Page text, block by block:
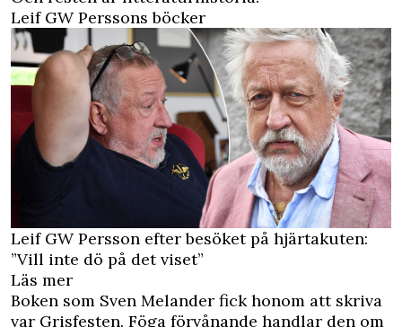
Leif GW Perssons böcker
Leif GW Persson efter besöket på hjärtakuten:
”Vill inte dö på det viset”
Läs mer
Boken som Sven Melander fick honom att skriva
var Grisfesten. Föga förvånande handlar den om